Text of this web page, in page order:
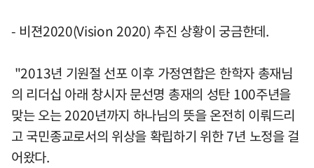
- 비젼2020(Vision 2020) 추진 상황이 궁금한데.
"2013년 기원절 선포 이후 가정연합은 한학자 총재님
의 리더십 아래 창시자 문선명 총재의 성탄 100주년을
맞는 오는 2020년까지 하나님의 뜻을 온전히 이뤄드리
고 국민종교로서의 위상을 확립하기 위한 7년 노정을 걸
어왔다.